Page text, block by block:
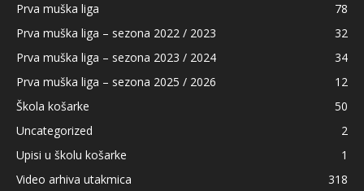
Prva muška liga
78
Prva muška liga – sezona 2022 / 2023
32
Prva muška liga – sezona 2023 / 2024
34
Prva muška liga – sezona 2025 / 2026
12
Škola košarke
50
Uncategorized
2
Upisi u školu košarke
1
Video arhiva utakmica
318